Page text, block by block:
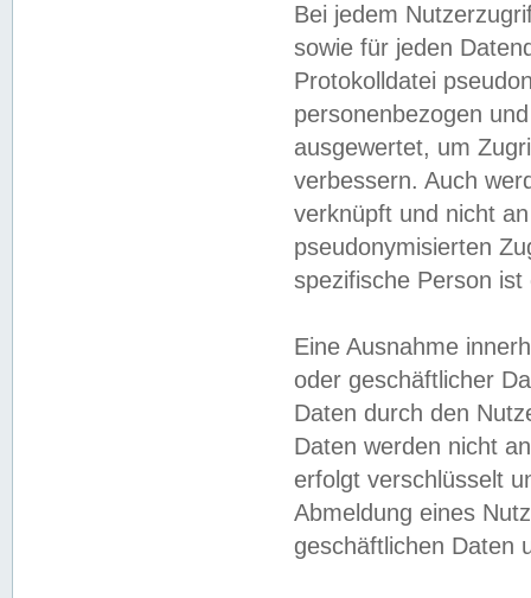
Bei jedem
sowie für jeden
Protokolldatei
personenbezogen
ausgewertet, um
verbessern. Auch
verknüpft und nicht
pseudonymisierten
spezifische Person
Eine Ausnahme
oder geschäftlicher
Daten durch den
Daten werden nicht
erfolgt verschlüsselt
Abmeldung eines
geschäftlichen Daten